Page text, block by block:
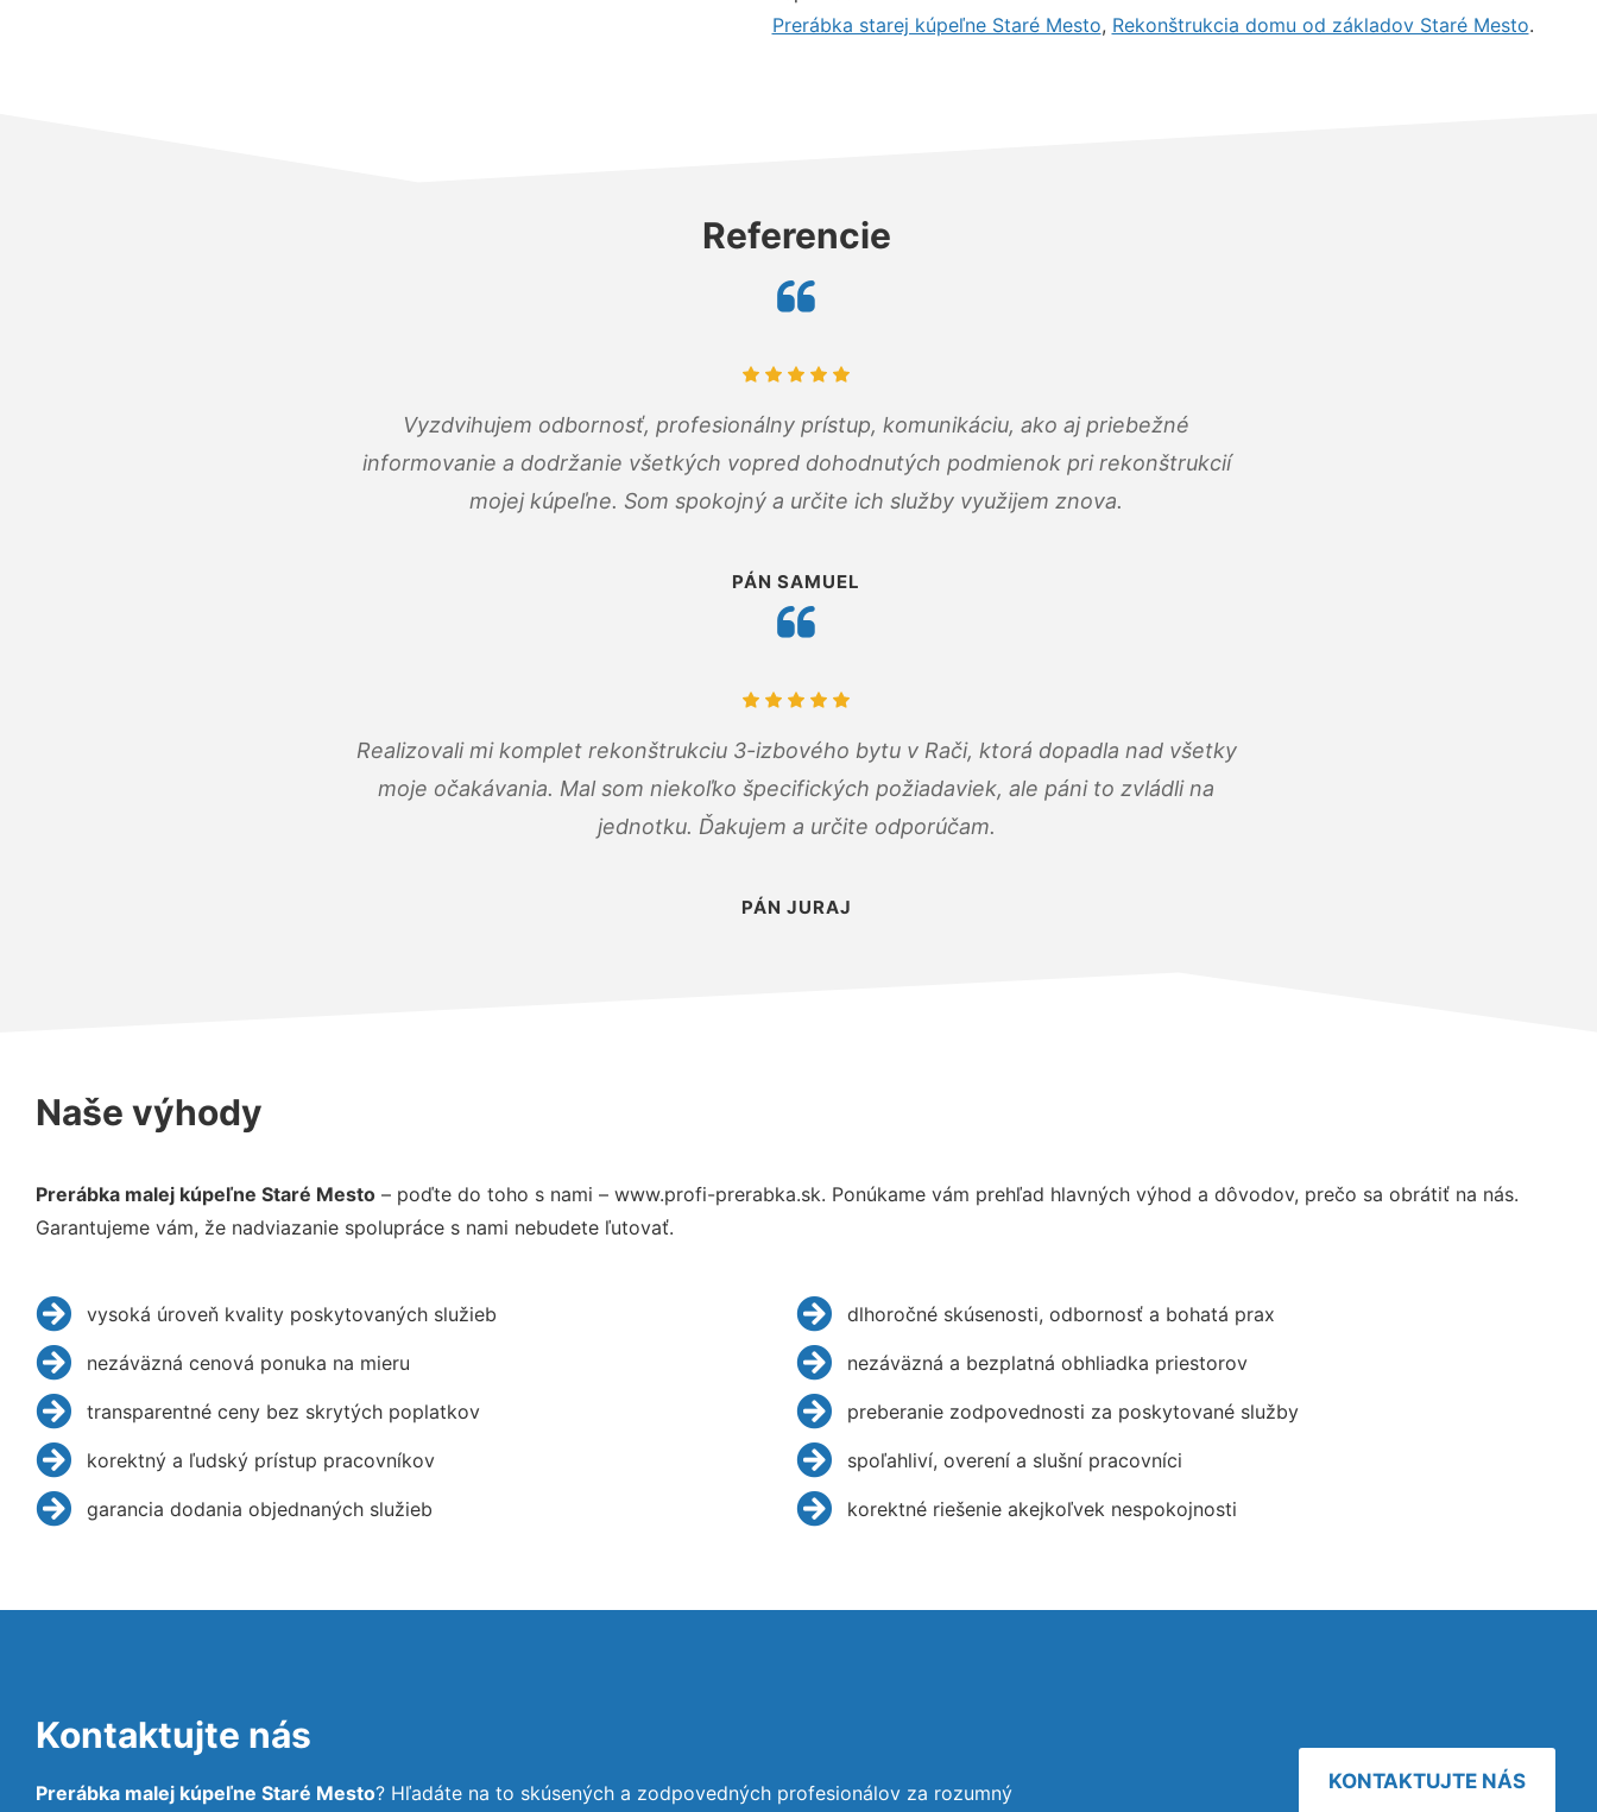
Prerábka starej kúpeľne Staré Mesto, Rekonštrukcia domu od základov Staré Mesto.
Referencie
Vyzdvihujem odbornosť, profesionálny prístup, komunikáciu, ako aj priebežné
informovanie a dodržanie všetkých vopred dohodnutých podmienok pri rekonštrukcií
mojej kúpeľne. Som spokojný a určite ich služby využijem znova.
PÁN SAMUEL
Realizovali mi komplet rekonštrukciu 3-izbového bytu v Rači, ktorá dopadla nad všetky
moje očakávania. Mal som niekoľko špecifických požiadaviek, ale páni to zvládli na
jednotku. Ďakujem a určite odporúčam.
PÁN JURAJ
Naše výhody
Prerábka malej kúpeľne Staré Mesto – poďte do toho s nami – www.profi-prerabka.sk. Ponúkame vám prehľad hlavných výhod a dôvodov, prečo sa obrátiť na nás.
Garantujeme vám, že nadviazanie spolupráce s nami nebudete ľutovať.
vysoká úroveň kvality poskytovaných služieb
nezáväzná cenová ponuka na mieru
transparentné ceny bez skrytých poplatkov
korektný a ľudský prístup pracovníkov
garancia dodania objednaných služieb
dlhoročné skúsenosti, odbornosť a bohatá prax
nezáväzná a bezplatná obhliadka priestorov
preberanie zodpovednosti za poskytované služby
spoľahliví, overení a slušní pracovníci
korektné riešenie akejkoľvek nespokojnosti
Kontaktujte nás
Prerábka malej kúpeľne Staré Mesto? Hľadáte na to skúsených a zodpovedných profesionálov za rozumný KONTAKTUJTE NÁS